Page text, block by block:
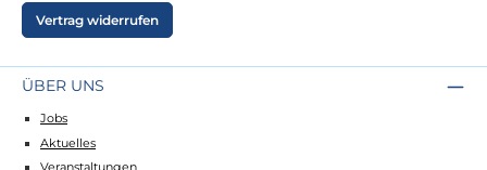
Vertrag widerrufen
ÜBER UNS
Jobs
Aktuelles
Veranstaltungen